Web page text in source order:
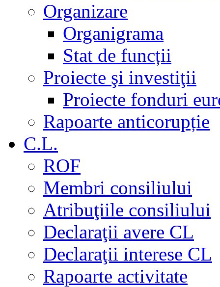
Organizare
Organigrama
Stat de funcții
Proiecte şi investiţii
Proiecte fonduri
Rapoarte anticorupție
C.L.
ROF
Membri consiliului
Atribuţiile consiliului
Declaraţii avere CL
Declaraţii interese CL
Rapoarte activitate